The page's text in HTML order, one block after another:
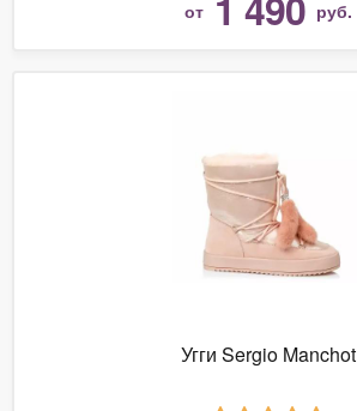
от руб.
Угги Sergio Manchot